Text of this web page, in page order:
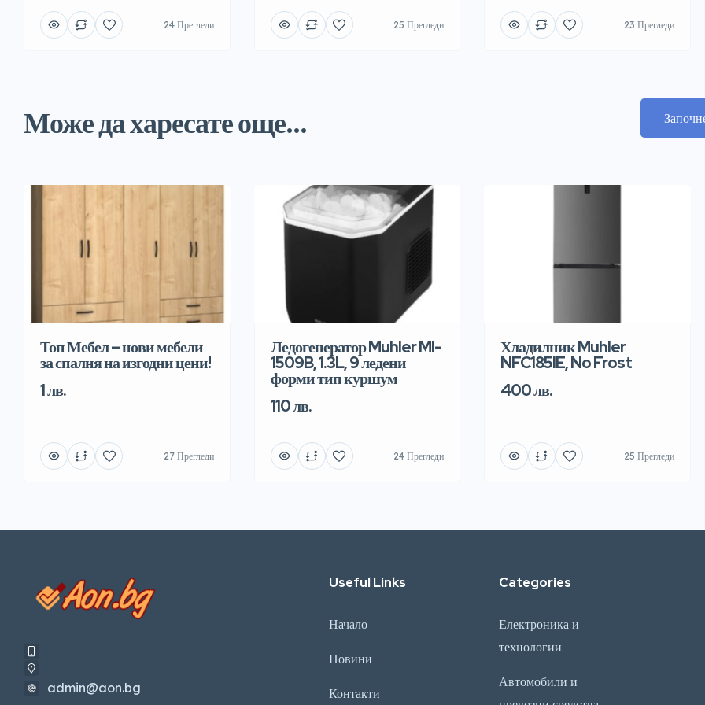
24 Прегледи 25 Прегледи 23 Прегледи
Може да харесате още...
Топ Мебел – нови мебели
за спалня на изгодни цени!
1 лв.
27 Прегледи
Ледогенератор Muhler MI-
1509B, 1.3L, 9 ледени
форми тип куршум
110 лв.
24 Прегледи
Хладилник Muhler
NFC185IE, No Frost
400 лв.
25 Прегледи
admin@aon.bg
Useful Links
Начало
Новини
Контакти
Categories
Електроника и
технологии
Автомобили и